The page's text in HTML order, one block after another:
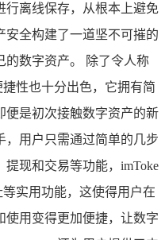
行离线保存，从根本上避免
安全构建了一道坚不可摧的
的数字资产。 除了令人称
性也十分出色，它拥有简
便是初次接触数字资产的新
，用户只需通过简单的几步
现和交易等功能，imToke
实用功能，这使得用户在
使用变得更加便捷，让数字